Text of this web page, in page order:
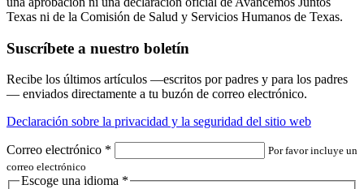
Texas ni de la Comisión de Salud y Servicios Humanos de Texas.
Suscríbete a nuestro boletín
Recibe los últimos artículos —escritos por padres y para los padres
— enviados directamente a tu buzón de correo electrónico.
Declaración sobre la privacidad y la seguridad del sitio web
Correo electrónico *
Por favor incluye un
correo electrónico
Escoge una idioma *